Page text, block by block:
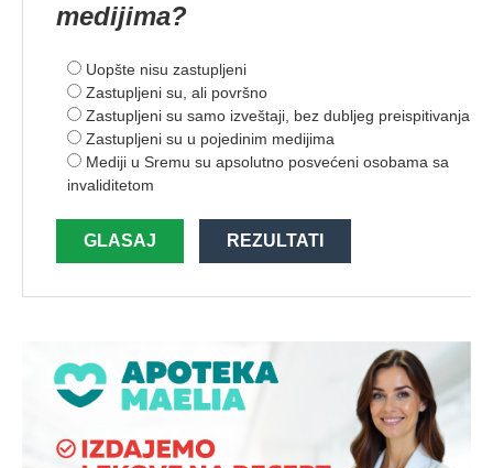
medijima?
Uopšte nisu zastupljeni
Zastupljeni su, ali površno
Zastupljeni su samo izveštaji, bez dubljeg preispitivanja
Zastupljeni su u pojedinim medijima
Mediji u Sremu su apsolutno posvećeni osobama sa
invaliditetom
GLASAJ REZULTATI